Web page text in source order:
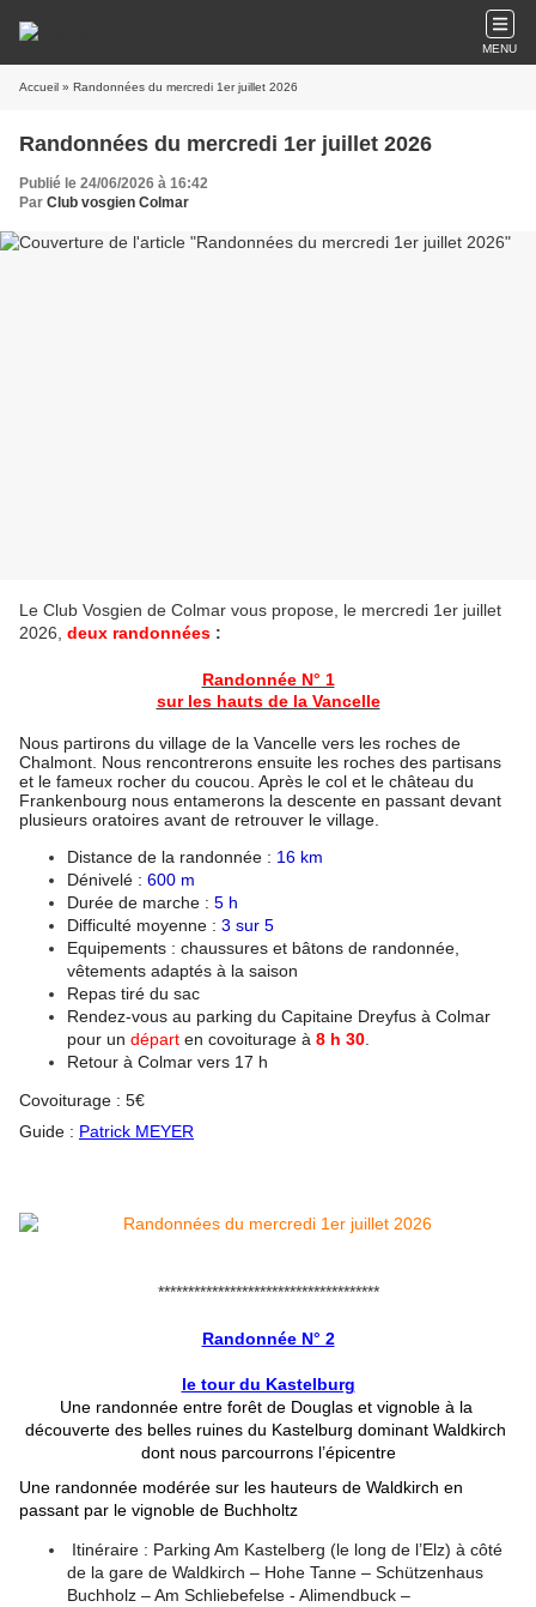
MENU
Accueil » Randonnées du mercredi 1er juillet 2026
Randonnées du mercredi 1er juillet 2026
Publié le 24/06/2026 à 16:42
Par Club vosgien Colmar
Le Club Vosgien de Colmar vous propose, le mercredi 1er juillet
2026, deux randonnées :
Randonnée N° 1
sur les hauts de la Vancelle
Nous partirons du village de la Vancelle vers les roches de
Chalmont. Nous rencontrerons ensuite les roches des partisans
et le fameux rocher du coucou. Après le col et le château du
Frankenbourg nous entamerons la descente en passant devant
plusieurs oratoires avant de retrouver le village.
Distance de la randonnée : 16 km
Dénivelé : 600 m
Durée de marche : 5 h
Difficulté moyenne : 3 sur 5
Equipements : chaussures et bâtons de randonnée,
vêtements adaptés à la saison
Repas tiré du sac
Rendez-vous au parking du Capitaine Dreyfus à Colmar
pour un départ en covoiturage à 8 h 30
Retour à Colmar vers 17 h
Covoiturage : 5€
Guide : Patrick MEYER
*************************************
Randonnée N° 2
le tour du Kastelburg
Une randonnée entre forêt de Douglas et vignoble à la
découverte des belles ruines du Kastelburg dominant Waldkirch
dont nous parcourrons l’épicentre
Une randonnée modérée sur les hauteurs de Waldkirch en
passant par le vignoble de Buchholtz
Itinéraire : Parking Am Kastelberg (le long de l’Elz) à côté
de la gare de Waldkirch – Hohe Tanne – Schützenhaus
Buchholz – Am Schliebefelse - Alimendbuck –